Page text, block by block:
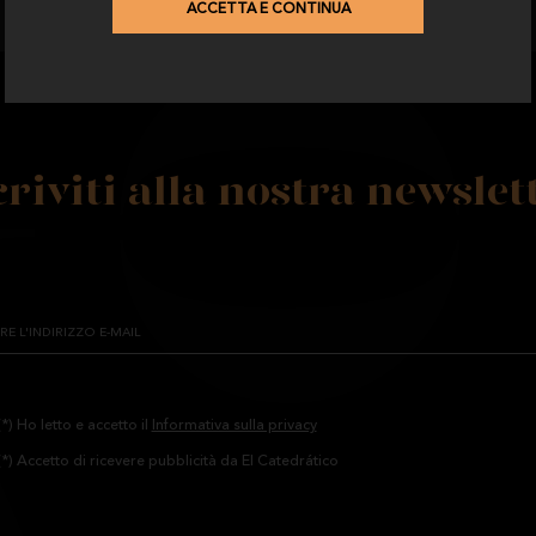
ACCETTA E CONTINUA
alla nostra
Ho letto e accetto il Informativa sulla privacy
Accetto di ricevere pubblicità da El Catedrático